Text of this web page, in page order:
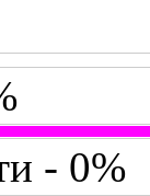
- 0%